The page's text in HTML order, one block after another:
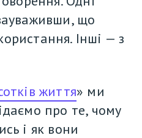
що
Інші — з
життя» ми
про те, чому
і як вони